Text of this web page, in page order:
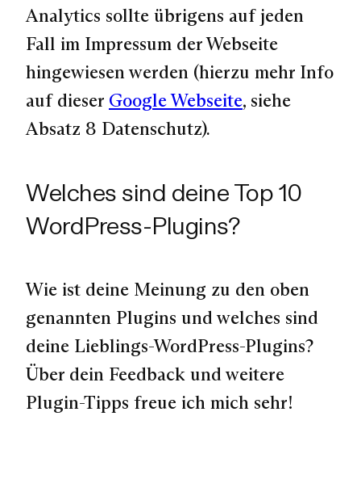
Analytics sollte übrigens auf jeden
Fall im Impressum der Webseite
hingewiesen werden (hierzu mehr Info
auf dieser Google Webseite, siehe
Absatz 8 Datenschutz).
Welches sind deine Top 10
WordPress-Plugins?
Wie ist deine Meinung zu den oben
genannten Plugins und welches sind
deine Lieblings-WordPress-Plugins?
Über dein Feedback und weitere
Plugin-Tipps freue ich mich sehr!